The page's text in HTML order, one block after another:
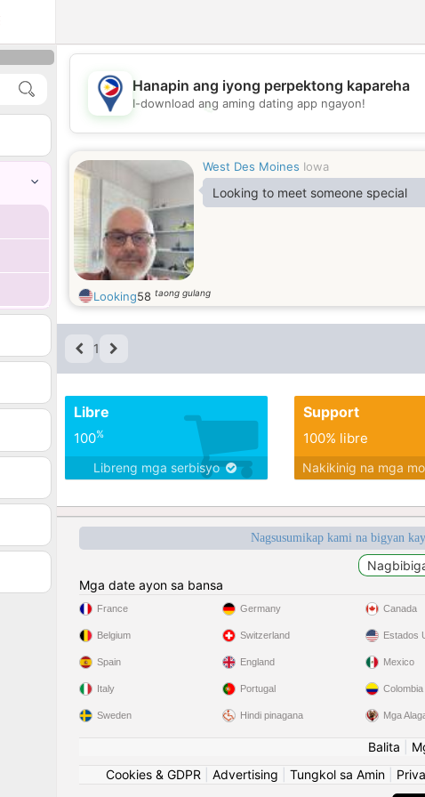
💖
Hanapin ang iyong perpektong kapareha
I-download ang aming dating app ngayon!
West Des Moines Iowa
Looking to meet someone special
Looking58 taong gulang
1
Libre
100%
Libreng mga serbisyo
Support
100% libre
Nakikinig na mga
Nagsusumikap kami na bigyan
Mga date ayon sa bansa
France
Belgium
Spain
Italy
Sweden
Germany
Switzerland
England
Portugal
Hindi pinagana
Canada
Estados
Mexico
Colombia
Mga
Balita
Cookies & GDPR
Advertising Tungkol sa Amin